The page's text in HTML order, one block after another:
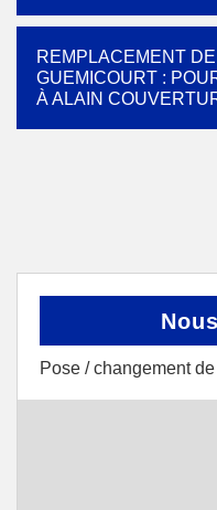
REMPLACEMENT
GUEMICOURT :
À ALAIN
Pose / changement